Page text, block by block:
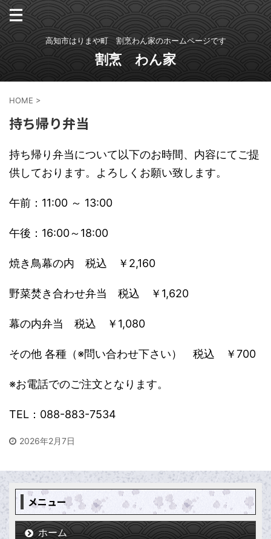
高知市はりまや町 割烹わん家のホームページです
割烹 わん家
HOME >
持ち帰り弁当
持ち帰り弁当について以下のお時間、内容にてご提
供しております。よろしくお願い致します。
午前：11:00 ～ 13:00
午後：16:00～18:00
焼き鳥幕の内 税込 ￥2,160
野菜焚き合わせ弁当 税込 ￥1,620
幕の内弁当 税込 ￥1,080
その他 各種（※問い合わせ下さい） 税込 ￥700
※お電話でのご注文となります。
TEL：088-883-7534
2026年2月7日
メニュー
ホーム